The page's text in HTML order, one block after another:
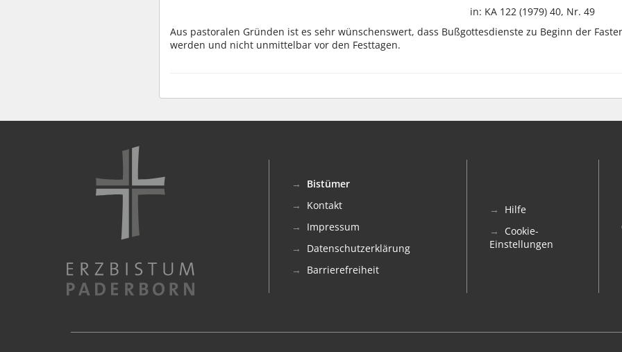
in: KA 122 (1979) 40, Nr. 49
Aus pastoralen Gründen ist es sehr wünschenswert, dass Bußgottesdienste zu Beginn der
werden und nicht unmittelbar vor den Festtagen.
Bistümer
Kontakt
Impressum
Datenschutzerklärung
Barrierefreiheit
Hilfe
Cookie-
Einstellungen